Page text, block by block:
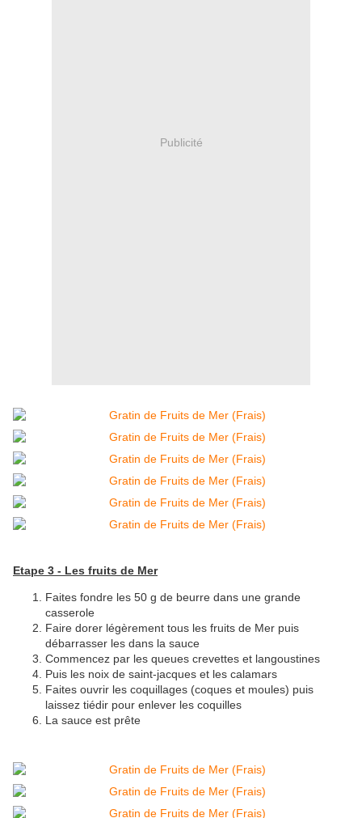
Publicité
Etape 3 - Les fruits de Mer
Faites fondre les 50 g de beurre dans une grande
casserole
Faire dorer légèrement tous les fruits de Mer puis
débarrasser les dans la sauce
Commencez par les queues crevettes et langoustines
Puis les noix de saint-jacques et les calamars
Faites ouvrir les coquillages (coques et moules) puis
laissez tiédir pour enlever les coquilles
La sauce est prête